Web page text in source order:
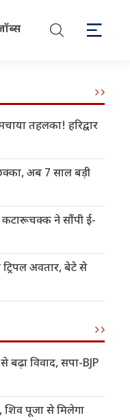
तहलका! हरिद्वार
अब 7 साल बड़ी
कटारूचक्क ने सौंपी ई-
अवतार, बेटे से
बढ़ा विवाद, सपा-BJP
शिव पूजा से मिलेगा